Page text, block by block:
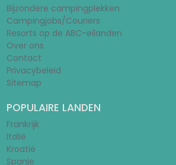
Bijzondere campingplekken
Campingjobs/Couriers
Resorts op de ABC-eilanden
Over ons
Contact
Privacybeleid
Sitemap
POPULAIRE LANDEN
Frankrijk
Italië
Kroatië
Spanje